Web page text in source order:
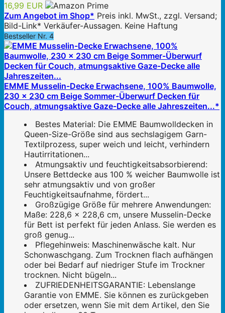
16,99 EUR
Zum Angebot im Shop* Preis inkl. MwSt., zzgl. Versand;
Bild-Link* Verkäufer-Aussagen. Keine Haftung
Bestseller Nr. 4
EMME Musselin-Decke Erwachsene, 100% Baumwolle,
230 x 230 cm Beige Sommer-Überwurf Decken für
Couch, atmungsaktive Gaze-Decke alle Jahreszeiten...*
Bestes Material: Die EMME Baumwolldecken in
Queen-Size-Größe sind aus sechslagigem Garn-
Textilprozess, super weich und leicht, verhindern
Hautirritationen...
Atmungsaktiv und feuchtigkeitsabsorbierend:
Unsere Bettdecke aus 100 % weicher Baumwolle ist
sehr atmungsaktiv und von großer
Feuchtigkeitsaufnahme, fördert...
Großzügige Größe für mehrere Anwendungen:
Maße: 228,6 x 228,6 cm, unsere Musselin-Decke
für Bett ist perfekt für jeden Anlass. Sie werden es
groß genug...
Pflegehinweis: Maschinenwäsche kalt. Nur
Schonwaschgang. Zum Trocknen flach aufhängen
oder bei Bedarf auf niedriger Stufe im Trockner
trocknen. Nicht bügeln...
ZUFRIEDENHEITSGARANTIE: Lebenslange
Garantie von EMME. Sie können es zurückgeben
oder ersetzen, wenn Sie mit dem Artikel, den Sie